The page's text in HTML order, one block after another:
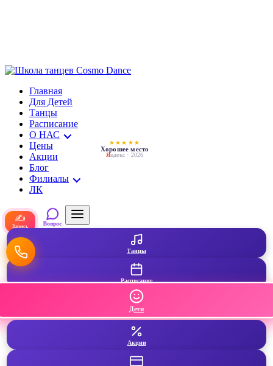
Главная
Для Детей
Танцы
Расписание
О НАС
Цены
Акции
Блог
Филиалы
ЛК
★★★★★
Хорошее место
Яндекс · 2026
✍
Запись Вопрос
Танцы
Расписание
Дети
Акции